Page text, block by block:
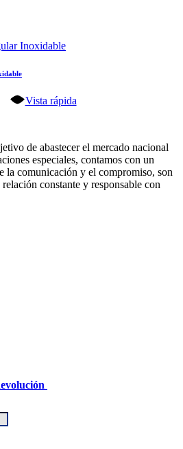
Vista rápida
de abastecer el mercado nacional
especiales, contamos con un
la comunicación y el compromiso, son
constante y responsable con